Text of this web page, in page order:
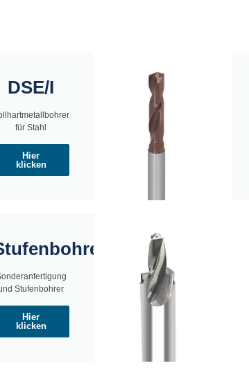
DSE/I
für Stahl
Hier
klicken
Stufenbohrer
Hier
klicken